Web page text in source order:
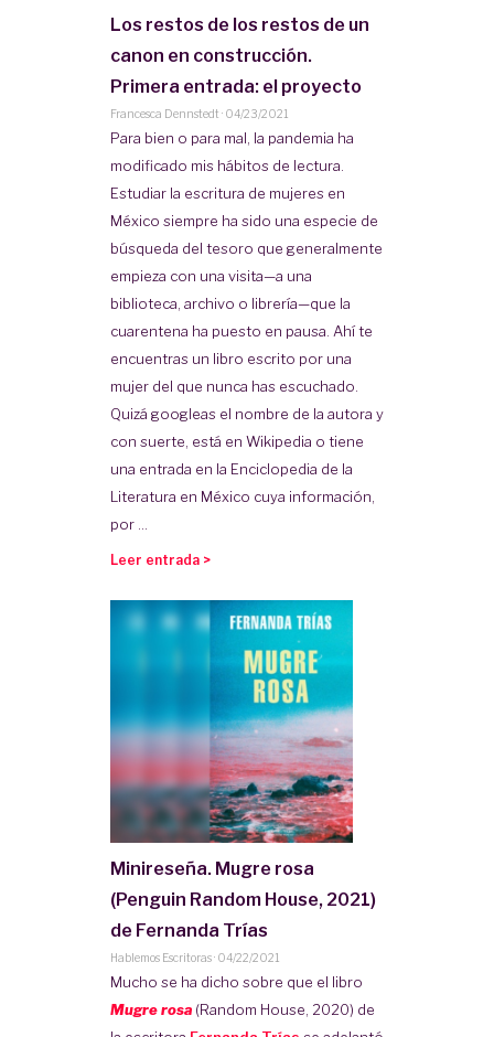
Los restos de los restos de un
canon en construcción.
Primera entrada: el proyecto
Francesca Dennstedt · 04/23/2021
Para bien o para mal, la pandemia ha
modificado mis hábitos de lectura.
Estudiar la escritura de mujeres en
México siempre ha sido una especie de
búsqueda del tesoro que generalmente
empieza con una visita—a una
biblioteca, archivo o librería—que la
cuarentena ha puesto en pausa. Ahí te
encuentras un libro escrito por una
mujer del que nunca has escuchado.
Quizá googleas el nombre de la autora y
con suerte, está en Wikipedia o tiene
una entrada en la Enciclopedia de la
Literatura en México cuya información,
por ...
Leer entrada >
Minireseña. Mugre rosa
(Penguin Random House, 2021)
de Fernanda Trías
Hablemos Escritoras· 04/22/2021
Mucho se ha dicho sobre que el libro
Mugre rosa (Random House, 2020) de